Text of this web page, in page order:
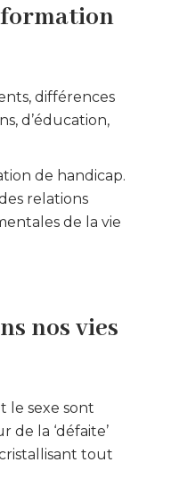
formation
différences
d’éducation,
de handicap.
relations
de la vie
nos vies
le sexe sont
de la ‘défaite’
tout